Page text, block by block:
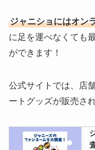
ジャニショにはオン
に足を運べなくても
ができます！
公式サイトでは、店
ートグッズが販売さ